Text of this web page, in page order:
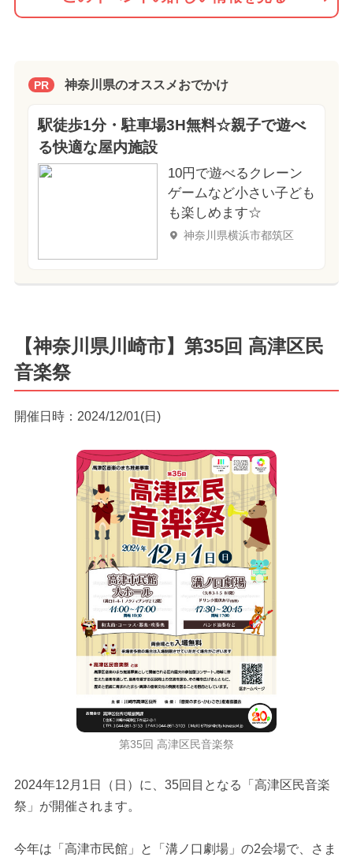
PR 神奈川県のオススメおでかけ
駅徒歩1分・駐車場3H無料☆親子で遊べ
る快適な屋内施設
10円で遊べるクレーン
ゲームなど小さい子ども
も楽しめます☆
神奈川県横浜市都筑区
【神奈川県川崎市】第35回 高津区民
音楽祭
開催日時：2024/12/01(日)
第35回 高津区民音楽祭
2024年12月1日（日）に、35回目となる「高津区民音楽
祭」が開催されます。
今年は「高津市民館」と「溝ノ口劇場」の2会場で、さま